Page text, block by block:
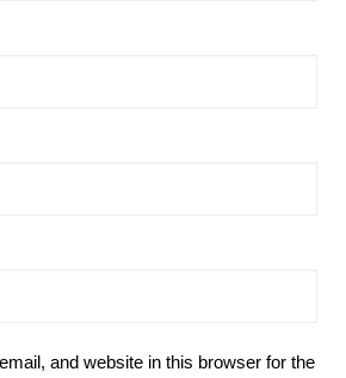
and website in this browser for the